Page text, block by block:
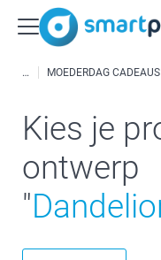
MOEDERDAG CADEAUS
Kies je
ontwerp
"